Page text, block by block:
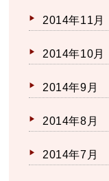
2014年11月
2014年10月
2014年9月
2014年8月
2014年7月